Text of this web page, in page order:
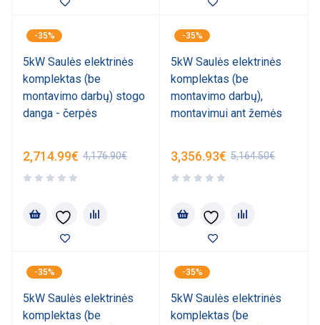
-35%
5kW Saulės elektrinės
komplektas (be
montavimo darbų) stogo
danga - čerpės
4,176.90€
2,714.99€
-35%
5kW Saulės elektrinės
komplektas (be
montavimo darbų),
montavimui ant žemės
5,164.50€
3,356.93€
-35%
5kW Saulės elektrinės
komplektas (be
-35%
5kW Saulės elektrinės
komplektas (be